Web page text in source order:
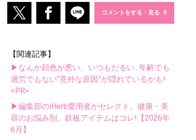
コメントをする・見る
【関連記事】
▶なんか顔色が悪い、いつもだるい...年齢でも
過労でもない“意外な原因”が隠れているかも!
<PR>
▶編集部のiHerb愛用者がセレクト。健康・美
容のお悩み別、鉄板アイテムはコレ!【2026年
6月】